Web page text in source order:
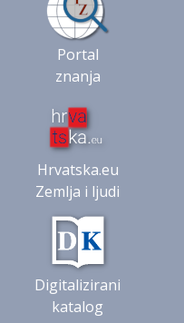
Portal
znanja
Hrvatska.eu
Zemlja i ljudi
Digitalizirani
katalog